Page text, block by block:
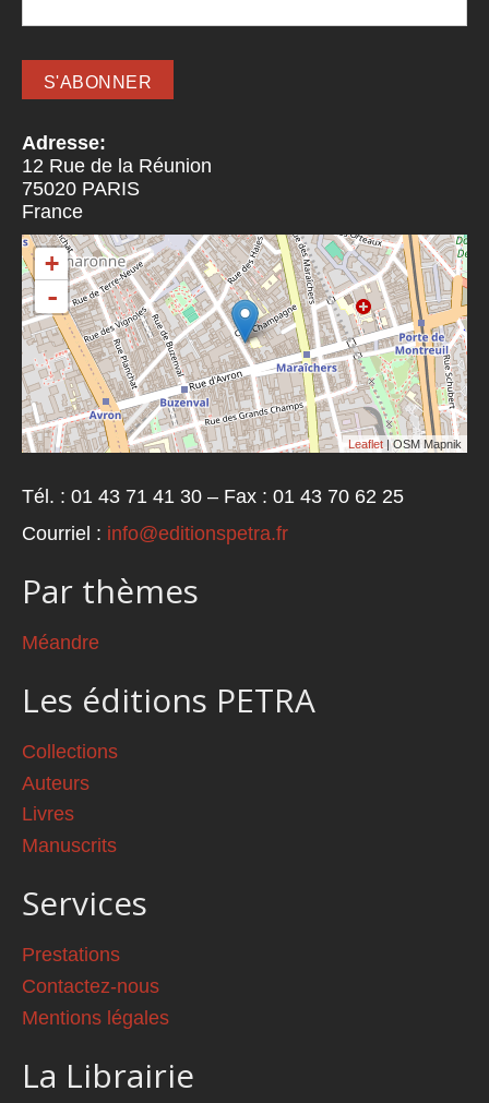
Adresse:
12 Rue de la Réunion
75020 PARIS
France
+
-
Leaflet | OSM Mapnik
Tél. : 01 43 71 41 30 – Fax : 01 43 70 62 25
Courriel : info@editionspetra.fr
Par thèmes
Méandre
Les éditions PETRA
Collections
Auteurs
Livres
Manuscrits
Services
Prestations
Contactez-nous
Mentions légales
La Librairie